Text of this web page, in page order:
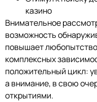
казино
Внимательное
возможность
повышает
комплексных
положительный цикл:
а внимание, в свою
открытиями.